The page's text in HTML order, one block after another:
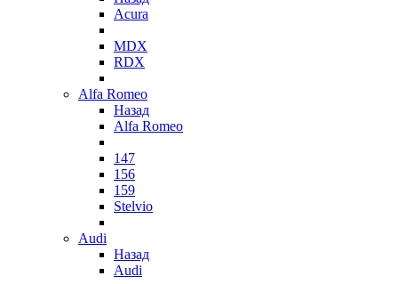
Acura
MDX
RDX
Alfa Romeo
Назад
Alfa Romeo
147
156
159
Stelvio
Audi
Назад
Audi